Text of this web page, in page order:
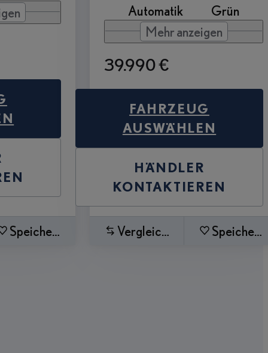
Speichern
Automatik
Grün
Mehr anzeigen
39.990 €
FAHRZEUG
AUSWÄHLEN
HÄNDLER
KONTAKTIEREN
Vergleichen Speichern